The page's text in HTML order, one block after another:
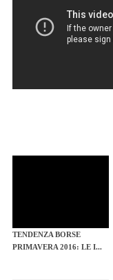
TENDENZA BORSE
PRIMAVERA 2016: LE I...